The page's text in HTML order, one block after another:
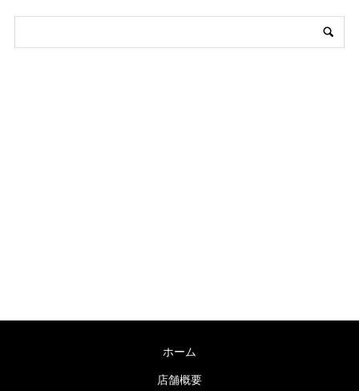
ホーム
店舗概要